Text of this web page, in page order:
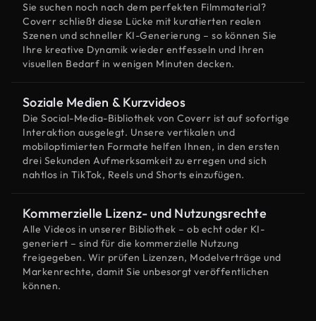
Sie suchen noch nach dem perfekten Filmmaterial?
Coverr schließt diese Lücke mit kuratierten realen
Szenen und schneller KI-Generierung – so können Sie
Ihre kreative Dynamik wieder entfesseln und Ihren
visuellen Bedarf in wenigen Minuten decken.
Soziale Medien & Kurzvideos
Die Social-Media-Bibliothek von Coverr ist auf sofortige
Interaktion ausgelegt. Unsere vertikalen und
mobiloptimierten Formate helfen Ihnen, in den ersten
drei Sekunden Aufmerksamkeit zu erregen und sich
nahtlos in TikTok, Reels und Shorts einzufügen.
Kommerzielle Lizenz- und Nutzungsrechte
Alle Videos in unserer Bibliothek – ob echt oder KI-
generiert – sind für die kommerzielle Nutzung
freigegeben. Wir prüfen Lizenzen, Modelverträge und
Markenrechte, damit Sie unbesorgt veröffentlichen
können.